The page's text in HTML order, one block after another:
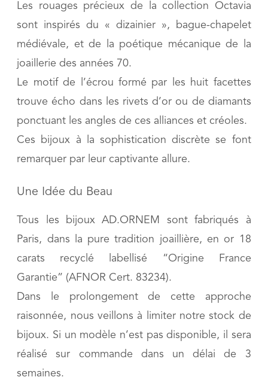
Les rouages précieux de la collection Octavia
sont inspirés du « dizainier », bague-chapelet
médiévale, et de la poétique mécanique de la
joaillerie des années 70.
Le motif de l’écrou formé par les huit facettes
trouve écho dans les rivets d’or ou de diamants
ponctuant les angles de ces alliances et créoles.
Ces bijoux à la sophistication discrète se font
remarquer par leur captivante allure.
Une Idée du Beau
Tous les bijoux AD.ORNEM sont fabriqués à
Paris, dans la pure tradition joaillière, en or 18
carats recyclé labellisé “Origine France
Garantie” (AFNOR Cert. 83234).
Dans le prolongement de cette approche
raisonnée, nous veillons à limiter notre stock de
bijoux. Si un modèle n’est pas disponible, il sera
réalisé sur commande dans un délai de 3
semaines.